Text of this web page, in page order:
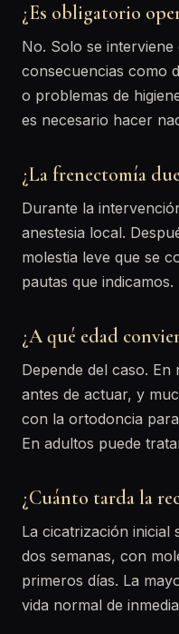
¿Es obligatorio
No. Solo se
consecuencias como
o problemas de
es necesario hacer
¿La frenectomía
Durante la
anestesia local.
molestia leve que se
pautas que indicamos.
¿A qué edad
Depende del caso.
antes de actuar, y
con la ortodoncia
En adultos puede
¿Cuánto tarda la
La cicatrización inicial
dos semanas, con
primeros días. La
vida normal de